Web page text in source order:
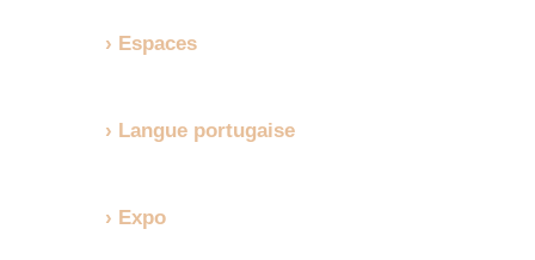
Espaces
Langue portugaise
Expo